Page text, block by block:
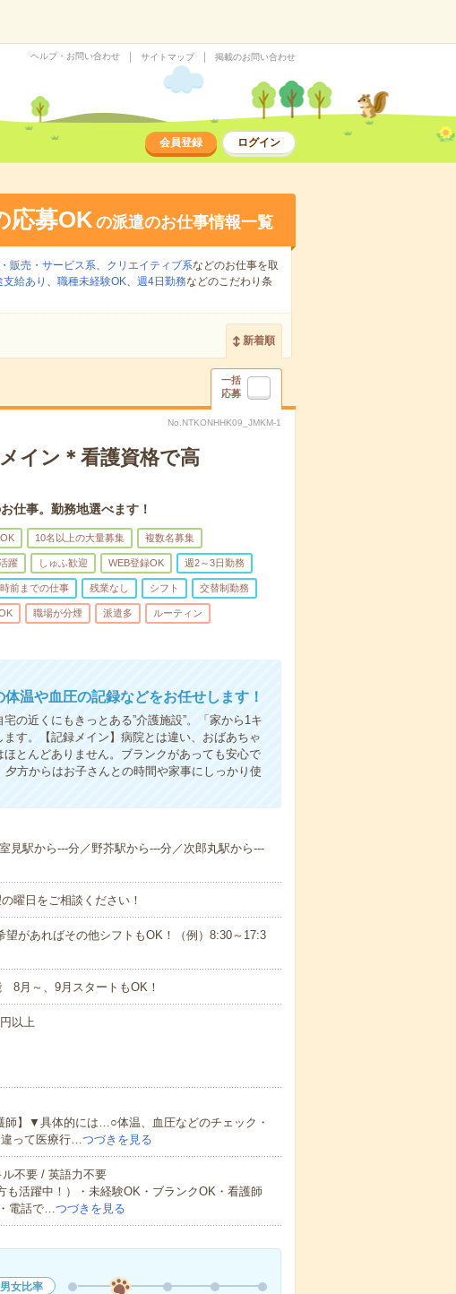
ヘルプ・お問い合わせ サイトマップ 掲載のお問い合わせ
会員登録 ログイン
応募OKの派遣のお仕事情報一覧
販売・サービス系、 クリエイティブ系などのお仕事を取
給あり 、 職種未経験OK、 週4日勤務などのこだわり条
新着順
一括
応募
No.NTKONHHK09_JMKM-1
イン＊看護資格で高
仕事。勤務地選べます！
10名以上の大量募集 複数名募集
躍 しゅふ歓迎 WEB登録OK 週2～3日勤務
前までの仕事 残業なし シフト 交替制勤務
職場が分煙 派遣多 ルーティン
温や血圧の記録などをお任せします！
の近くにもきっとある”介護施設”。「家から1キ
す。【記録メイン】病院とは違い、おばあちゃ
とんどありません。ブランクがあっても安心で
方からはお子さんとの時間や家事にしっかり使
見駅から---分／野芥駅から---分／次郎丸駅から---
曜日をご相談ください！
望があればその他シフトもOK！（例）8:30～17:3
月～、9月スタートもOK！
以上
師】▼具体的には…○体温、血圧などのチェック・
って医療行…つづきを見る
不要 / 英語力不要
活躍中！）・未経験OK・ブランクOK・看護師
電話で…つづきを見る
男女比率